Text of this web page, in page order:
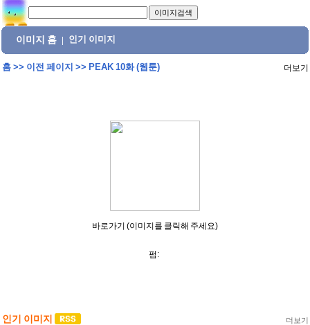
이미지 홈 인기 이미지
홈>> 이전 페이지 >> PEAK 10화 (웹툰) 더보기
바로가기 (이미지를 클릭해 주세요)
펌:
인기 이미지 더보기